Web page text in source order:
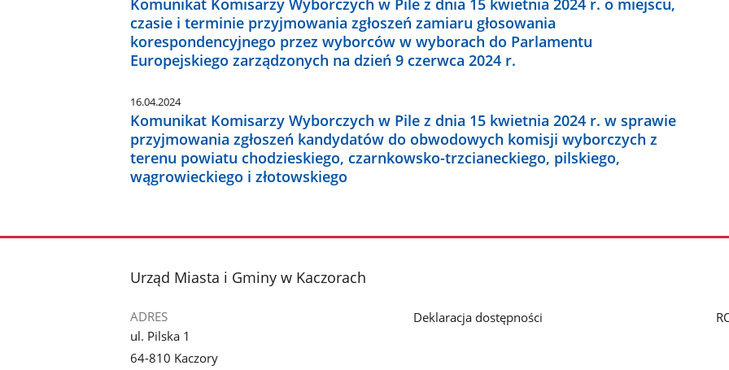
Komunikat Komisarzy Wyborczych w Pile z dnia 15 kwietnia 2024 r. o miejscu,
czasie i terminie przyjmowania zgłoszeń zamiaru głosowania
korespondencyjnego przez wyborców w wyborach do Parlamentu
Europejskiego zarządzonych na dzień 9 czerwca 2024 r.
16.04.2024
Komunikat Komisarzy Wyborczych w Pile z dnia 15 kwietnia 2024 r. w sprawie
przyjmowania zgłoszeń kandydatów do obwodowych komisji wyborczych z
terenu powiatu chodzieskiego, czarnkowsko-trzcianeckiego, pilskiego,
wągrowieckiego i złotowskiego
stopka
Urząd Miasta i Gminy w Kaczorach
ADRES
ul. Pilska 1
64-810 Kaczory
Deklaracja dostępności